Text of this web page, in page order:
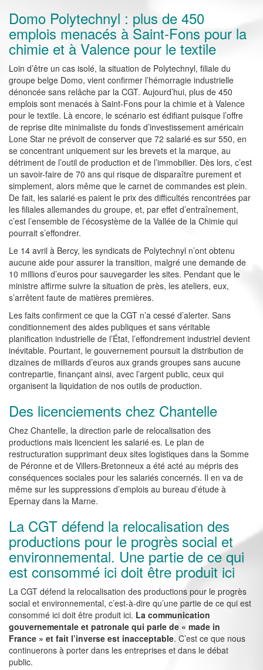
Domo Polytechnyl : plus de 450
emplois menacés à Saint-Fons pour la
chimie et à Valence pour le textile
Loin d’être un cas isolé, la situation de Polytechnyl, filiale du
groupe belge Domo, vient confirmer l’hémorragie industrielle
dénoncée sans relâche par la CGT. Aujourd’hui, plus de 450
emplois sont menacés à Saint-Fons pour la chimie et à Valence
pour le textile. Là encore, le scénario est édifiant puisque l’offre
de reprise dite minimaliste du fonds d’investissement américain
Lone Star ne prévoit de conserver que 72 salarié·es sur 550, en
se concentrant uniquement sur les brevets et la marque, au
détriment de l’outil de production et de l’immobilier. Dès lors, c’est
un savoir-faire de 70 ans qui risque de disparaître purement et
simplement, alors même que le carnet de commandes est plein.
De fait, les salarié·es paient le prix des difficultés rencontrées par
les filiales allemandes du groupe, et, par effet d’entraînement,
c’est l’ensemble de l’écosystème de la Vallée de la Chimie qui
pourrait s’effondrer.
Le 14 avril à Bercy, les syndicats de Polytechnyl n’ont obtenu
aucune aide pour assurer la transition, malgré une demande de
10 millions d’euros pour sauvegarder les sites. Pendant que le
ministre affirme suivre la situation de près, les ateliers, eux,
s’arrêtent faute de matières premières.
Les faits confirment ce que la CGT n’a cessé d’alerter. Sans
conditionnement des aides publiques et sans véritable
planification industrielle de l’État, l’effondrement industriel devient
inévitable. Pourtant, le gouvernement poursuit la distribution de
dizaines de milliards d’euros aux grands groupes sans aucune
contrepartie, finançant ainsi, avec l’argent public, ceux qui
organisent la liquidation de nos outils de production.
Des licenciements chez Chantelle
Chez Chantelle, la direction parle de relocalisation des
productions mais licencient les salarié·es. Le plan de
restructuration supprimant deux sites logistiques dans la Somme
de Péronne et de Villers-Bretonneux a été acté au mépris des
conséquences sociales pour les salariés concernés. Il en va de
même sur les suppressions d’emplois au bureau d’étude à
Epernay dans la Marne.
La CGT défend la relocalisation des
productions pour le progrès social et
environnemental. Une partie de ce qui
est consommé ici doit être produit ici
La CGT défend la relocalisation des productions pour le progrès
social et environnemental, c’est-à-dire qu’une partie de ce qui est
consommé ici doit être produit ici. La communication
gouvernementale et patronale qui parle de « made in
France » et fait l’inverse est inacceptable. C’est ce que nous
continuerons à porter dans les entreprises et dans le débat
public.